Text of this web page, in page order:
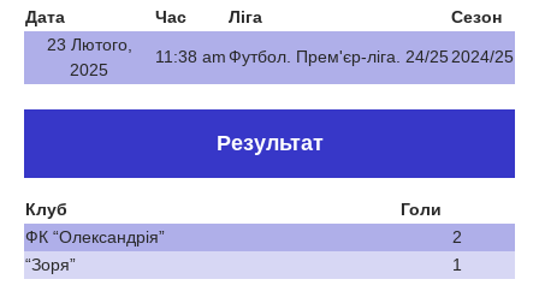
Дата Час Ліга
Сезон
23 Лютого,
2025
11:38 amФутбол. Прем'єр-ліга. 24/252024/25
Результат
Клуб
Голи
ФК “Олександрія”
2
“Зоря”
1